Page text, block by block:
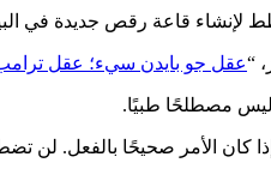
لإنشاء قاعة رقص جديدة في
“عقل جو بايدن سيء؛ عقل
ليس مصطلحًا طبيًا.
كان الأمر صحيحًا بالفعل. لن